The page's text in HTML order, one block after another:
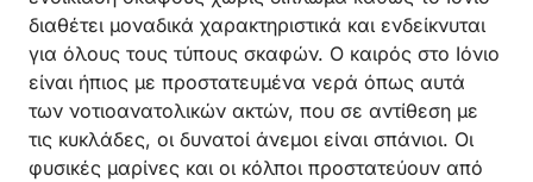
διαθέτει μοναδικά χαρακτηριστικά και ενδείκνυται
για όλους τους τύπους σκαφών. Ο καιρός στο Ιόνιο
είναι ήπιος με προστατευμένα νερά όπως αυτά
των νοτιοανατολικών ακτών, που σε αντίθεση με
τις κυκλάδες, οι δυνατοί άνεμοι είναι σπάνιοι. Οι
φυσικές μαρίνες και οι κόλποι προστατεύουν από